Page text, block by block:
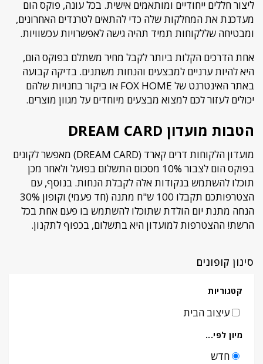
ליצור חללים ייחודיים ומותאמים אישית. בכל עונה, פוקס הום
מעדכנת את המחלקות שלה כדי להתאים לטרנדים האחרונים,
ומבטיחה שללקוחות תמיד תהיה גישה לאפשרויות עכשוויות.
אחת הדרכים הקלות ביותר לקבל מחיר משתלם בפוקס הום,
היא להיות ערניים למבצעים והנחות משתנים. בדיקה קבועה
באתר האינטרנט של FOX HOME או ביקור בחנויות שלהם
יכולים לעזור לכם למצוא מבצעים מיוחדים על מגוון מוצרים.
הטבות מועדון DREAM CARD
מועדון הלקוחות דרים קארד (DREAM CARD) מאפשר לקונים
בפוקס הום לצבור 10% מסכום התשלום בפועל ולאחר מכן
תוכלו להשתמש בנקודות אלה לקבלת הנחות. בנוסף, עם
הצטרפותכם תקבלו 100 ש"ח מתנה (חד פעמי) וקופון 30%
הנחה מתנת יום הולדת שתוכלו להשתמש בו פעם אחת בכל
הרשת! ההצטרפות למועדון היא בתשלום, בכפוף לתקנון.
סינון קופונים
קטגוריות
עיצוב הבית
מיון לפי...
חדש